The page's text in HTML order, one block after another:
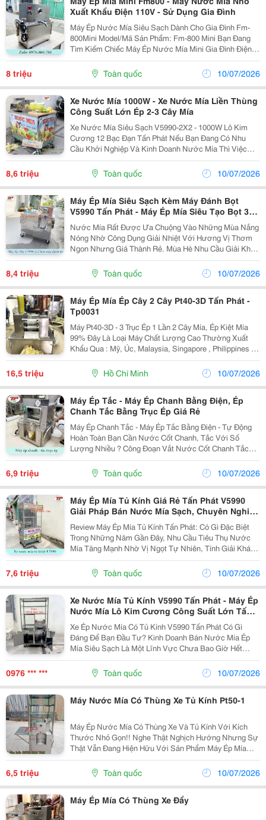
Xuất Khẩu Điện 110V - Sử Dụng Gia Đình
Máy Ép Nước Mía Siêu Sạch Dành Cho Gia Đình Fm-
800Mini Model/Mã Sản Phẩm: Fm-800 Mini Bạn Đang
Tìm Kiếm Chiếc Máy Ép Nước Mía Mini Gia Đình Điện
110V Với Thiết Kế Nhỏ Gọn - Dễ Dàng Vận Hành - Dễ
Dàng Vệ Sinh Máy Sạch Sẽ Và Đặc Biệt Chất Lượng
8 triệu Toàn quốc 10/07/2026
Xe Nước Mía 1000W - Xe Nước Mía Liền Thùng
Công Suất Lớn Ép 2-3 Cây Mía
Xe Nước Mía Siêu Sạch V5990-2X2 - 1000W Lô Kim
Cương 12 Bạc Đạn Tấn Phát Nếu Bạn Đang Có Nhu
Cầu Khởi Nghiệp Và Kinh Doanh Nước Mía Thì Việc
Đầu Tư Máy Ép Nước Mía Là Điều Vô Cùng Cần Thiết.
Máy Sở Hữu Thiết Kế Gọn Nhẹ, Khả Năng Ép Kiệt Mía
8,6 triệu Toàn quốc 10/07/2026
Máy Ép Mía Siêu Sạch Kèm Máy Đánh Bọt
V5990 Tấn Phát - Máy Ép Mía Siêu Tạo Bọt 3
Lô Kim Cương
Nước Mía Rất Được Ưa Chuộng Vào Những Mùa Nắng
Nóng Nhờ Công Dụng Giải Nhiệt Với Hương Vị Thơm
Ngon Nhưng Giá Thành Rẻ. Mùa Hè Nhu Cầu Giải Khát
Không Thể Thiếu - Nước Mía Rẻ Phù Hợp Với Hầu Hết
Các Tầng Lớn Người Tiêu Dùng - An Toàn Không Hoá
8,4 triệu Toàn quốc 10/07/2026
Máy Ép Mía Ép Cây 2 Cây Pt40-3D Tấn Phát -
Tp0031
Máy Pt40-3D - 3 Trục Ép 1 Lần 2 Cây Mía, Ép Kiệt Mía
99% Đây Là Loại Máy Chất Lượng Cao Thường Xuất
Khẩu Qua : Mỹ, Úc, Malaysia, Singapore , Philippines ...
, Thiết Kế Nhỏ Gọn , Giúp Bạn Dễ Dàng Di Chuyển , Vệ
Sinh Sạch Sẽ Sau Khi Sử Dụng Xong Loại...
16,5 triệu Hồ Chí Minh 10/07/2026
Máy Ép Tắc - Máy Ép Chanh Bằng Điện, Ép
Chanh Tắc Bằng Trục Ép Giá Rẻ
Máy Ép Chanh Tắc - Máy Ép Tắc Bằng Điện - Tự Động
Hoàn Toàn Bạn Cần Nước Cốt Chanh, Tắc Với Số
Lượng Nhiều ? Công Đoạn Vắt Nước Cốt Chanh Tắc
Mất Rất Nhiều Thời Gian Và Nhân Công ? Ép Bằng Tay
Hoặc Dụng Cụ Thông Thường Vắt Không Kiệt Nước ?
6,9 triệu Toàn quốc 10/07/2026
Máy Ép Mía Tủ Kính Giá Rẻ Tấn Phát V5990
Giải Pháp Bán Nước Mía Sạch, Chuyên Nghiệp
Và Hiệu Quả
Review Máy Ép Mía Tủ Kính Tấn Phát: Có Gì Đặc Biệt
Trong Những Năm Gần Đây, Nhu Cầu Tiêu Thụ Nước
Mía Tăng Mạnh Nhờ Vị Ngọt Tự Nhiên, Tính Giải Khát
Cao Và Giá Thành Hợp Lý. Với Nhu Cầu Tiêu Thụ Nước
Mía Ngày Càng Tăng, Đặc Biệt Vào Mùa Nóng, Máy
7,6 triệu Toàn quốc 10/07/2026
Xe Nước Mía Tủ Kính V5990 Tấn Phát - Máy Ép
Nước Mía Lô Kim Cương Công Suất Lớn Tấn
Phát
Xe Ép Nước Mía Có Tủ Kính V5990 Tấn Phát Có Gì
Đáng Để Bạn Đầu Tư? Kinh Doanh Bán Nước Mía Ép
Mía Siêu Sạch Là Một Lĩnh Vực Chưa Bao Giờ Hết
****** Vào Các Mùa Hè, Bạn Có Thể Thấy Vô Vàn
Những Quán Nước Giải Khát Đến Những Xe Đẩy Trải
Khắp Các Vỉa
0976 *** *** Toàn quốc 10/07/2026
Máy Nước Mía Có Thùng Xe Tủ Kính Pt50-1
Máy Ép Nước Mía Có Thùng Xe Và Tủ Kính Với Kích
Thước Nhỏ Gọn!! Nghe Thật Nghịch Hướng Nhưng Sự
Thật Vẫn Đang Hiện Hữu Với Sản Phẩm Máy Ép Mía
Pt50 Có Thùng Xe Và Tủ Kính Kích Thước Nhỏ Gọn:
55*55*170(Cm) Có Đầy Đủ Thùng Xe Với 4 Bánh Xe...
6,5 triệu Toàn quốc 10/07/2026
Máy Ép Mía Có Thùng Xe Đẩy